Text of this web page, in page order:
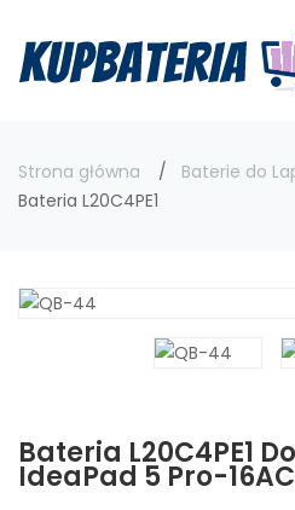
Strona główna Baterie do
Bateria L20C4PE1
Bateria L20C4PE1
IdeaPad 5 Pro-